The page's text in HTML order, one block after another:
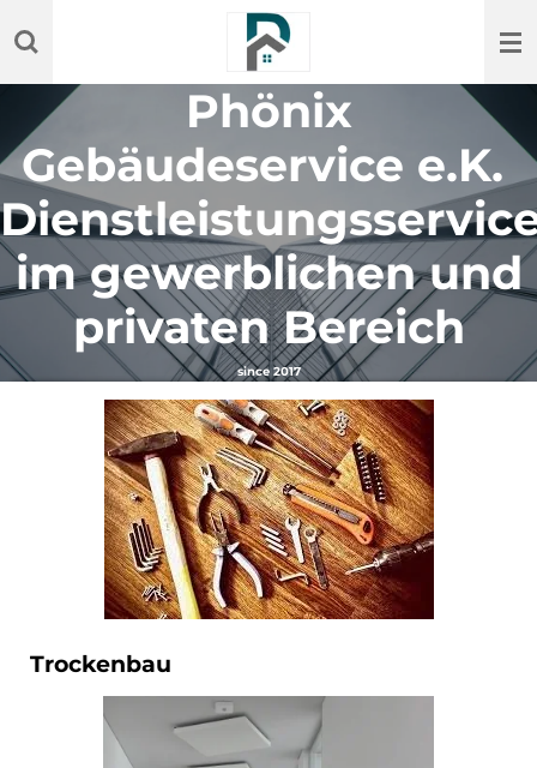
Hauptinhalt
Phönix
Gebäudeservice e.K.
im gewerblichen und
privaten Bereich
since 2017
Trockenbau